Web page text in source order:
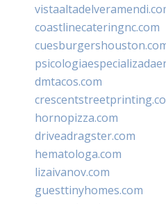
coastlinecateringnc.com
dmtacos.com
hornopizza.com
driveadragster.com
hematologa.com
lizaivanov.com
guesttinyhomes.com